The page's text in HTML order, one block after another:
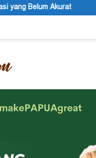
Darius Sabon Rain: 19